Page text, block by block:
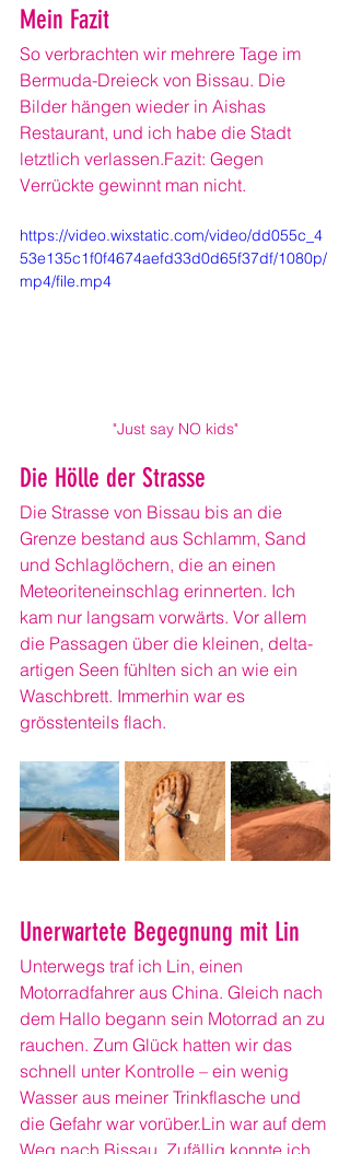
Mein Fazit
So verbrachten wir mehrere Tage im
Bermuda-Dreieck von Bissau. Die
Bilder hängen wieder in Aishas
Restaurant, und ich habe die Stadt
letztlich verlassen.Fazit: Gegen
Verrückte gewinnt man nicht.
https://video.wixstatic.com/video/dd055c_4
53e135c1f0f4674aefd33d0d65f37df/1080p/
mp4/file.mp4
"Just say NO kids"
Die Hölle der Strasse
Die Strasse von Bissau bis an die
Grenze bestand aus Schlamm, Sand
und Schlaglöchern, die an einen
Meteoriteneinschlag erinnerten. Ich
kam nur langsam vorwärts. Vor allem
die Passagen über die kleinen, delta-
artigen Seen fühlten sich an wie ein
Waschbrett. Immerhin war es
grösstenteils flach.
Unerwartete Begegnung mit Lin
Unterwegs traf ich Lin, einen
Motorradfahrer aus China. Gleich nach
dem Hallo begann sein Motorrad an zu
rauchen. Zum Glück hatten wir das
schnell unter Kontrolle – ein wenig
Wasser aus meiner Trinkflasche und
die Gefahr war vorüber.Lin war auf dem